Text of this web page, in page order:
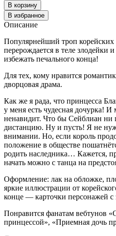
В корзину
В избранное
Описание
Популярнейший троп
перерождается в теле злодейки
избежать печального конца!
Для тех, кому нравится
дворцовая драма.
Как же я рада, что принцесса
у меня есть чудесная дочурка!
ненавидит. Что бы Сейблиан ни
дистанцию. Ну и пусть! Я не
внимании. Но, если король
положение в обществе
родить наследника… Кажется,
начать можно с танца на
Оформление: лак на обложке,
яркие иллюстрации от
конце — карточки персонажей с
Понравится фанатам вебтунов
принцессой», «Приемная дочь